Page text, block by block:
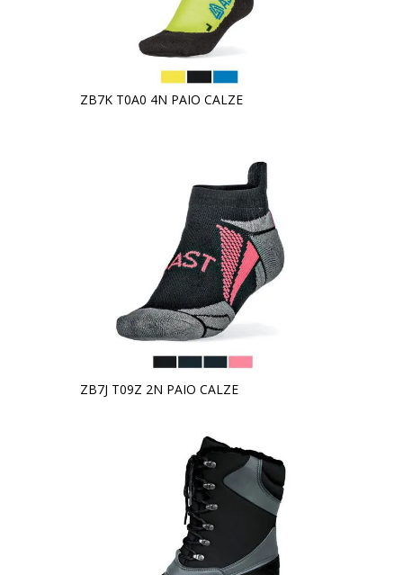
ZB7K T0A0 4N PAIO CALZE
ZB7J T09Z 2N PAIO CALZE